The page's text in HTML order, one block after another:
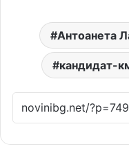
Антоанета
кандидат-